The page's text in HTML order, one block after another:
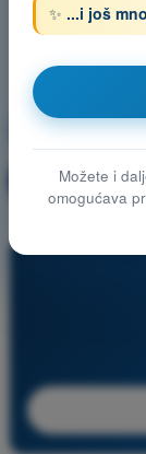
✨ ...i još
Možete i
omogućava